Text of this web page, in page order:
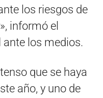
los riesgos de
informó el
ante los medios.
que se haya
año, y uno de